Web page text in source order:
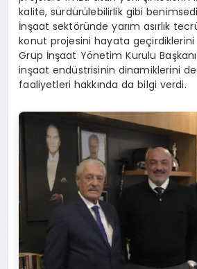
kalite, sürdürülebilirlik gibi
İnşaat sektöründe yarım asırlık
konut projesini hayata geçirdiklerini
Grup İnşaat Yönetim Kurulu
inşaat endüstrisinin dinamiklerini
faaliyetleri hakkında da bilgi verdi.